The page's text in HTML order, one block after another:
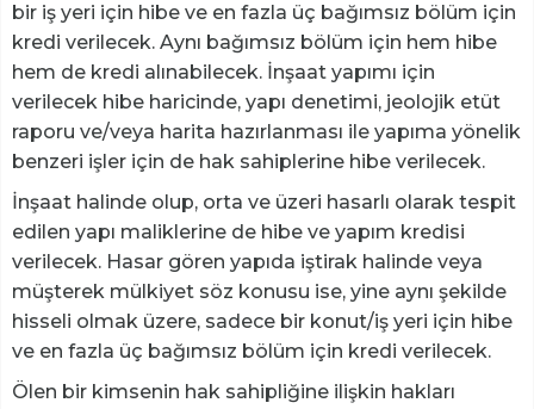
bir iş yeri için hibe ve en fazla üç bağımsız bölüm için
kredi verilecek. Aynı bağımsız bölüm için hem hibe
hem de kredi alınabilecek. İnşaat yapımı için
verilecek hibe haricinde, yapı denetimi, jeolojik etüt
raporu ve/veya harita hazırlanması ile yapıma yönelik
benzeri işler için de hak sahiplerine hibe verilecek.
İnşaat halinde olup, orta ve üzeri hasarlı olarak tespit
edilen yapı maliklerine de hibe ve yapım kredisi
verilecek. Hasar gören yapıda iştirak halinde veya
müşterek mülkiyet söz konusu ise, yine aynı şekilde
hisseli olmak üzere, sadece bir konut/iş yeri için hibe
ve en fazla üç bağımsız bölüm için kredi verilecek.
Ölen bir kimsenin hak sahipliğine ilişkin hakları